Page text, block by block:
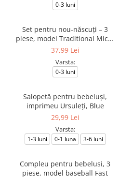
0-3 luni
Set pentru nou-născuți – 3
piese, model Traditional Micul
Românaș
37,99 Lei
Varsta:
0-3 luni
Salopetă pentru bebeluși,
imprimeu Ursuleți, Blue
29,99 Lei
Varsta:
1-3 luni 0-1 luna 3-6 luni
Compleu pentru bebelusi, 3
piese, model baseball Fast